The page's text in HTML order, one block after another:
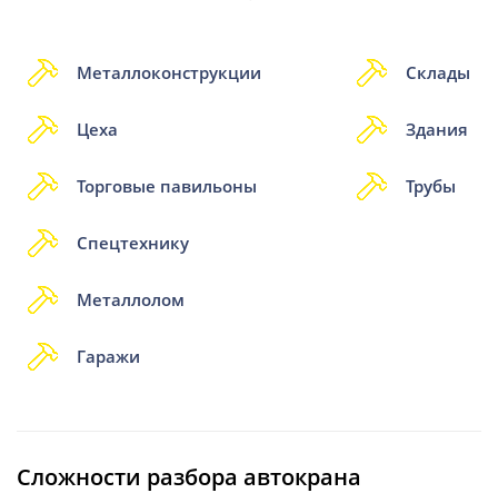
Металлоконструкции
Цеха
Торговые павильоны
Склады
Здания
Трубы
Спецтехнику
Металлолом
Гаражи
Сложности разбора автокрана